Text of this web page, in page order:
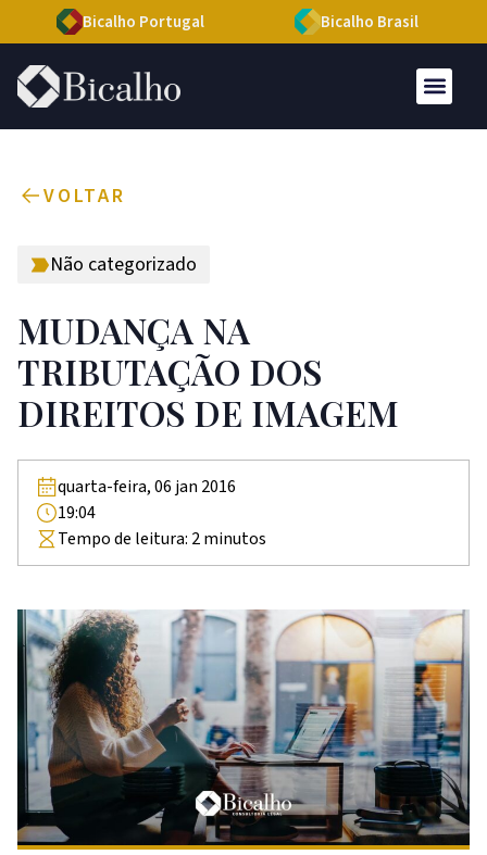
Bicalho Portugal Bicalho Brasil
VOLTAR
Não categorizado
MUDANÇA NA
TRIBUTAÇÃO DOS
DIREITOS DE IMAGEM
quarta-feira, 06 jan 2016
19:04
Tempo de leitura: 2minutos